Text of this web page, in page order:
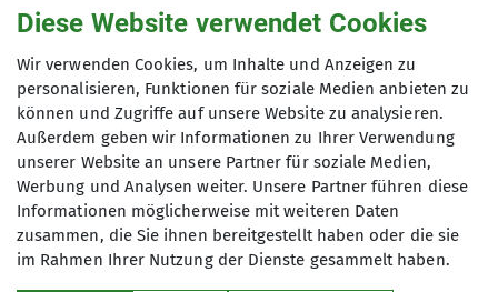
Anmeldung
Anfrage senden
Sektion
Diese Website verwendet Cookies
Wir verwenden Cookies, um Inhalte und Anzeigen zu
personalisieren, Funktionen für soziale Medien anbieten zu
können und Zugriffe auf unsere Website zu analysieren.
Außerdem geben wir Informationen zu Ihrer Verwendung
unserer Website an unsere Partner für soziale Medien,
Werbung und Analysen weiter. Unsere Partner führen diese
Informationen möglicherweise mit weiteren Daten
zusammen, die Sie ihnen bereitgestellt haben oder die sie
im Rahmen Ihrer Nutzung der Dienste gesammelt haben.